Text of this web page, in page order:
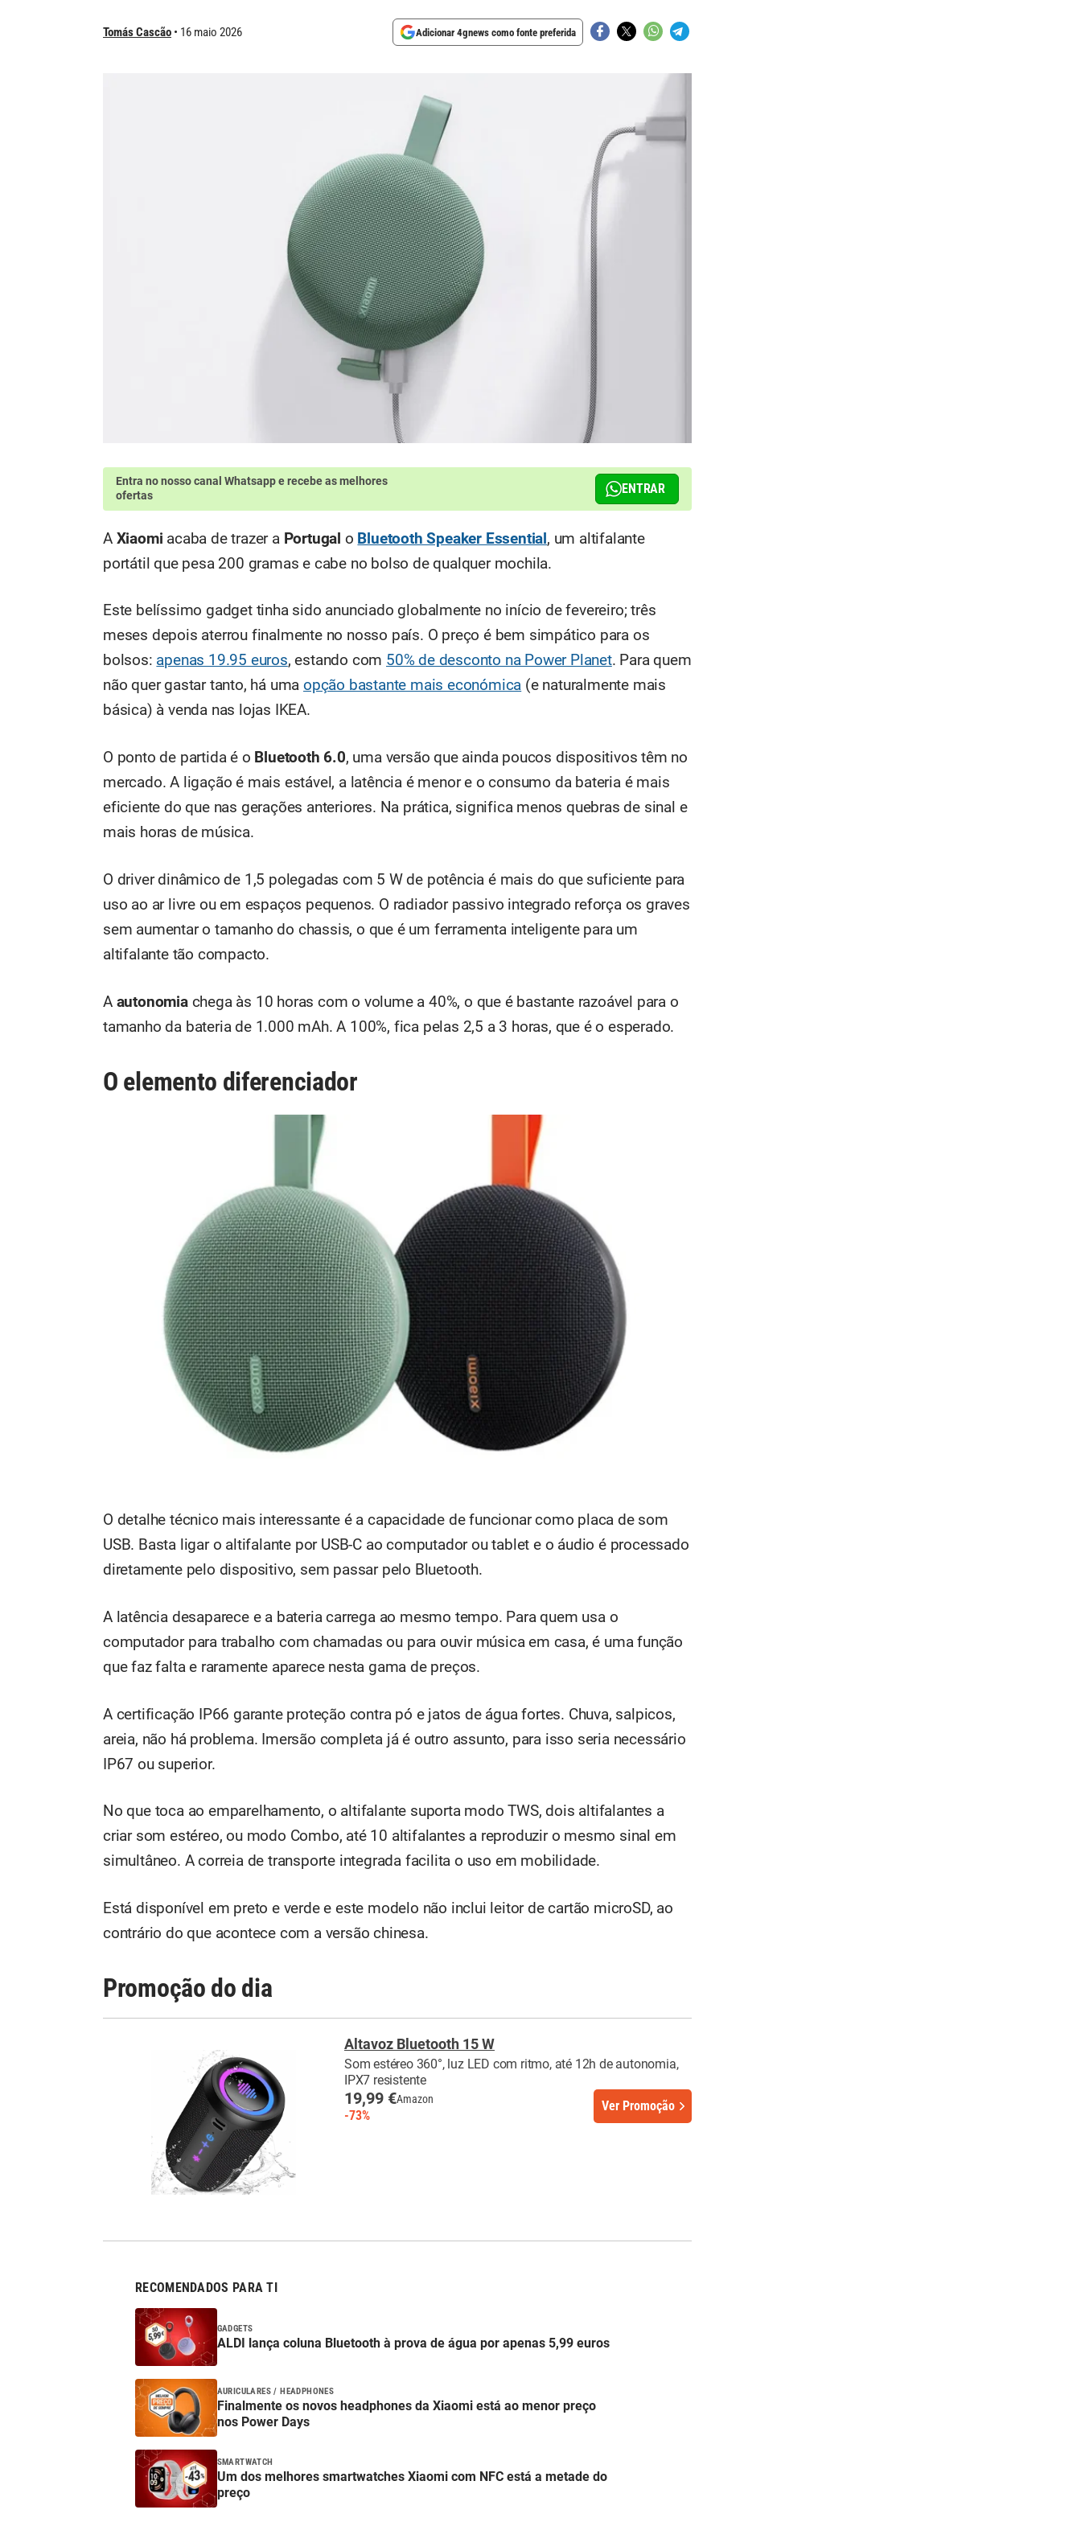
Tomás Cascão 16 maio 2026 Adicionar 4gnews como fonte preferida
Entra no nosso canal Whatsappe recebe as melhores
ofertas
ENTRAR
A Xiaomi acaba de trazer a Portugal o Bluetooth Speaker Essential, um altifalante
portátil que pesa 200 gramas e cabe no bolso de qualquer mochila.
Este belíssimo gadget tinha sido anunciado globalmente no início de fevereiro; três
meses depois aterrou finalmente no nosso país. O preço é bem simpático para os
bolsos: apenas 19.95 euros, estando com 50% de desconto na Power Planet. Para quem
não quer gastar tanto, há umaopção bastante mais económica (e naturalmente mais
básica) à venda nas lojas IKEA.
O ponto de partida é o Bluetooth 6.0, uma versão que ainda poucos dispositivos têm no
mercado. A ligação é mais estável, a latência é menor e o consumo da bateria é mais
eficiente do que nas gerações anteriores. Na prática, significa menos quebras de sinal e
mais horas de música.
O driver dinâmico de 1,5 polegadas com 5 W de potência é mais do que suficiente para
uso ao ar livre ou em espaços pequenos. O radiador passivo integrado reforça os graves
sem aumentar o tamanho do chassis, o que é um ferramenta inteligente para um
altifalante tão compacto.
A autonomiachega às 10 horas com o volume a 40%, o que é bastante razoável para o
tamanho da bateria de 1.000 mAh. A 100%, fica pelas 2,5 a 3 horas, que é o esperado.
O elemento diferenciador
O detalhe técnico mais interessante é a capacidade de funcionar como placa de som
USB. Basta ligar o altifalante por USB-C ao computador ou tablet e o áudio é processado
diretamente pelo dispositivo, sem passar pelo Bluetooth.
A latência desaparece e a bateria carrega ao mesmo tempo. Para quem usa o
computador para trabalho com chamadas ou para ouvir música em casa, é uma função
que faz falta e raramente aparece nesta gama de preços.
A certificação IP66 garante proteção contra pó e jatos de água fortes. Chuva, salpicos,
areia, não há problema. Imersão completa já é outro assunto, para isso seria necessário
IP67 ou superior.
No que toca ao emparelhamento, o altifalante suporta modo TWS, dois altifalantes a
criar som estéreo, ou modo Combo, até 10 altifalantes a reproduzir o mesmo sinal em
simultâneo. A correia de transporte integrada facilita o uso em mobilidade.
Está disponível em preto e verde e este modelo não inclui leitor de cartão microSD, ao
contrário do que acontece com a versão chinesa.
Promoção do dia
Altavoz Bluetooth 15 W
Som estéreo 360°, luz LED com ritmo, até 12h de autonomia,
IPX7 resistente
19,99 €Amazon
-73%
Ver Promoção
RECOMENDADOS PARA TI
GADGETS
ALDI lança coluna Bluetooth à prova de água por apenas 5,99 euros
AURICULARES / HEADPHONES
Finalmente os novos headphones da Xiaomi está ao menor preço
nos Power Days
SMARTWATCH
Um dos melhores smartwatches Xiaomi com NFC está a metade do
preço